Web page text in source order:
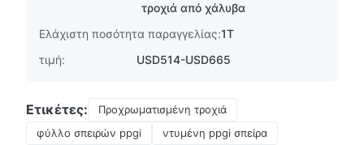
τροχιά από χάλυβα
Ελάχιστη ποσότητα παραγγελίας:1T
τιμή:
USD514-USD665
Ετικέτες:
Προχρωματισμένη τροχιά
φύλλο σπειρών ppgi
ντυμένη ppgi σπείρα